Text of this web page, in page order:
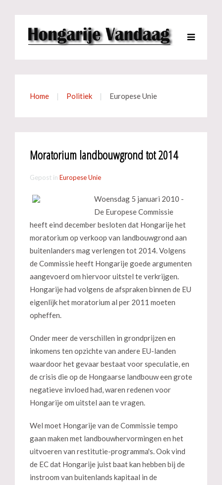
Home Politiek Europese Unie
Moratorium landbouwgrond tot 2014
Gepost in Europese Unie
Woensdag 5 januari 2010 -
De Europese Commissie
heeft eind december besloten dat Hongarije het
moratorium op verkoop van landbouwgrond aan
buitenlanders mag verlengen tot 2014. Volgens
de Commissie heeft Hongarije goede argumenten
aangevoerd om hiervoor uitstel te verkrijgen.
Hongarije had volgens de afspraken binnen de EU
eigenlijk het moratorium al per 2011 moeten
opheffen.
Onder meer de verschillen in grondprijzen en
inkomens ten opzichte van andere EU-landen
waardoor het gevaar bestaat voor speculatie, en
de crisis die op de Hongaarse landbouw een grote
negatieve invloed had, waren redenen voor
Hongarije om uitstel aan te vragen.
Wel moet Hongarije van de Commissie tempo
gaan maken met landbouwhervormingen en het
uitvoeren van restitutie-programma's. Ook vind
de EC dat Hongarije juist baat kan hebben bij de
instroom van buitenlands kapitaal in de